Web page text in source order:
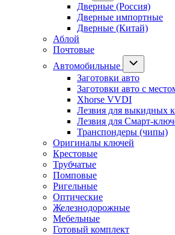
Дверные (Россия)
Дверные импортные
Дверные (Китай)
Аблой
Почтовые
Автомобильные
Заготовки авто
Заготовки авто с
Xhorse VVDI
Лезвия для выкидных
Лезвия для Смарт-
Транспондеры (чипы)
Оригиналы ключей
Крестовые
Трубчатые
Помповые
Ригельные
Оптические
Железнодорожные
Мебельные
Готовый комплект